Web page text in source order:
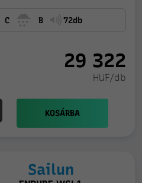
C B 72db
29 322
HUF/db
KOSÁRBA
Sailun